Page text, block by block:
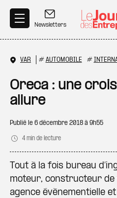
Newsletters
VAR # AUTOMOBILE #
Oreca : une
allure
Publié le 6 décembre 2018 à 9h55
4 min de lecture
Tout à la fois bureau
moteur, constructeur de
agence évènementielle